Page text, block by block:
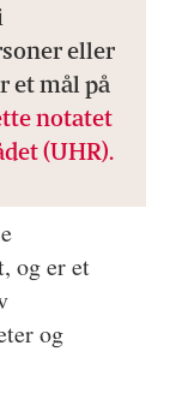
eller
et mål på
notatet
(UHR).
og er et
og